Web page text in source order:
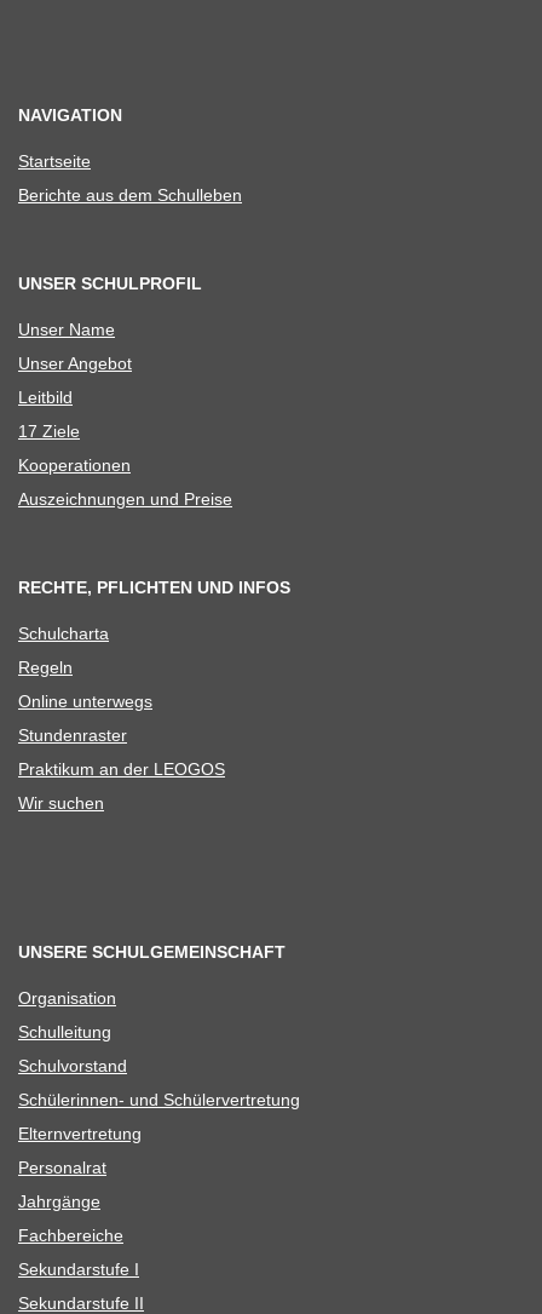
NAVIGATION
Start­seite
Berichte aus dem Schulleben
UNSER SCHULPROFIL
Unser Name
Unser Ange­bot
Leit­bild
17 Ziele
Koope­ra­tio­nen
Aus­zeich­nun­gen und Preise
RECHTE, PFLICHTEN UND INFOS
Schul­charta
Regeln
Online unter­wegs
Stun­den­ras­ter
Prak­ti­kum an der LEOGOS
Wir suchen
UNSERE SCHULGEMEINSCHAFT
Orga­ni­sa­tion
Schul­lei­tung
Schul­vor­stand
Schü­le­rin­nen- und Schülervertretung
Eltern­ver­tre­tung
Per­so­nal­rat
Jahr­gänge
Fach­be­rei­che
Sekun­dar­stufe I
Sekun­dar­stufe II